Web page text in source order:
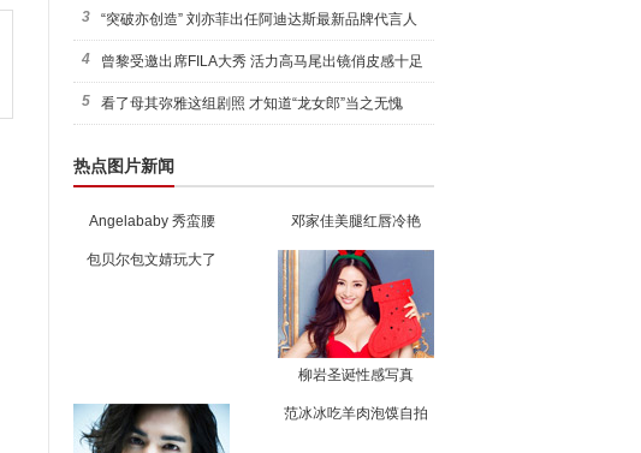
3 “突破亦创造” 刘亦菲出任阿迪达斯最新品牌代言人
引爆
4 曾黎受邀出席FILA大秀 活力高马尾出镜俏皮感十足
5 看了母其弥雅这组剧照 才知道“龙女郎”当之无愧
热点图片新闻
Angelababy 秀蛮腰 邓家佳美腿红唇冷艳
包贝尔包文婧玩大了
柳岩圣诞性感写真
范冰冰吃羊肉泡馍自拍